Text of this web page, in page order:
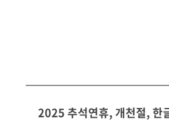
2025 추석연휴, 개천절, 한